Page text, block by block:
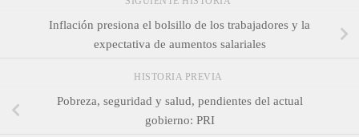
Inflación presiona el bolsillo de los trabajadores y la
expectativa de aumentos salariales
HISTORIA PREVIA
Pobreza, seguridad y salud, pendientes del actual
gobierno: PRI